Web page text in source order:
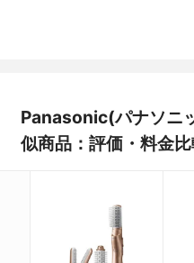
Panasonic(パナソニ
似商品：評価・料金